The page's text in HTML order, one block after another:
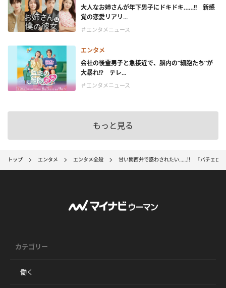
大人なお姉さんが年下男子にドキドキ……!! 新感
覚の恋愛リアリ...
＃エンタメニュース
エンタメ
会社の後輩男子と急接近で、脳内の“細胞たち”が
大暴れ!? テレ...
＃エンタメニュース
もっと見る
トップ エンタメ エンタメ全般 甘い関西弁で惑わされたい……!! 『バチェロレ
カテゴリー
働く